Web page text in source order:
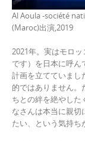
Al Aoula -société
(Maroc)出演,2019
2021年。実はモロ
です）を日本に呼ん
計画を立てていまし
的ではありません。
ちとの絆を絶やした
なさんは本当に親切
たい、という気持ち